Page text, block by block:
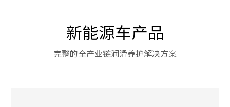
碳中和重点行业新能源车产品
完整的全产业链润滑养护解决方案